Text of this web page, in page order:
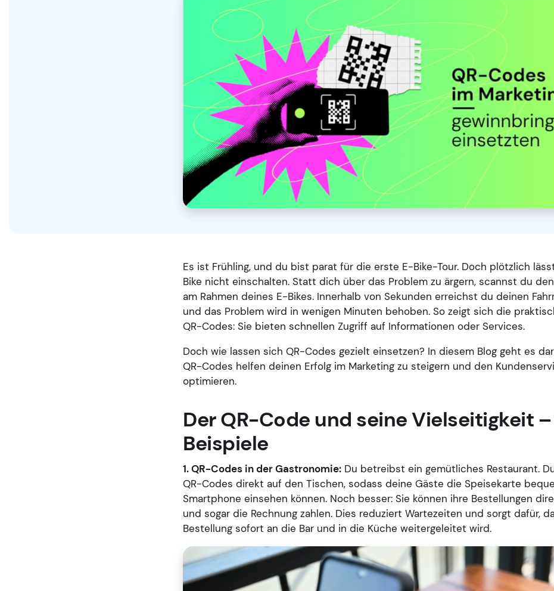
Es ist Frühling, und du bist parat für die erste E-Bike-Tour. Doch plötzlich
Bike nicht einschalten. Statt dich über das Problem zu ärgern, scannst du
am Rahmen deines E-Bikes. Innerhalb von Sekunden erreichst du deinen
und das Problem wird in wenigen Minuten behoben. So zeigt sich die
QR-Codes: Sie bieten schnellen Zugriff auf Informationen oder Services.
Doch wie lassen sich QR-Codes gezielt einsetzen? In diesem Blog geht es
QR-Codes helfen deinen Erfolg im Marketing zu steigern und den
optimieren.
Der QR-Code und seine Vielseitigkeit
Beispiele
1. QR-Codes in der Gastronomie: Du betreibst ein gemütliches Restaurant.
QR-Codes direkt auf den Tischen, sodass deine Gäste die Speisekarte
Smartphone einsehen können. Noch besser: Sie können ihre Bestellungen
und sogar die Rechnung zahlen. Dies reduziert Wartezeiten und sorgt dafür,
Bestellung sofort an die Bar und in die Küche weitergeleitet wird.